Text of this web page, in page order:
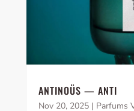
ANTINOÜS — ANTI
Nov 20, 2025| Parfums